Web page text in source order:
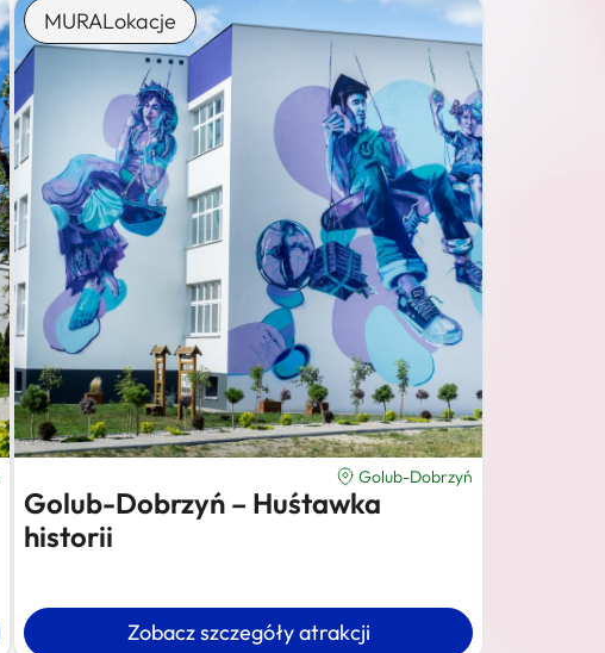
MURALokacje
Golub-Dobrzyń
Golub-Dobrzyń – Huśtawka
historii
Zobacz szczegóły atrakcji